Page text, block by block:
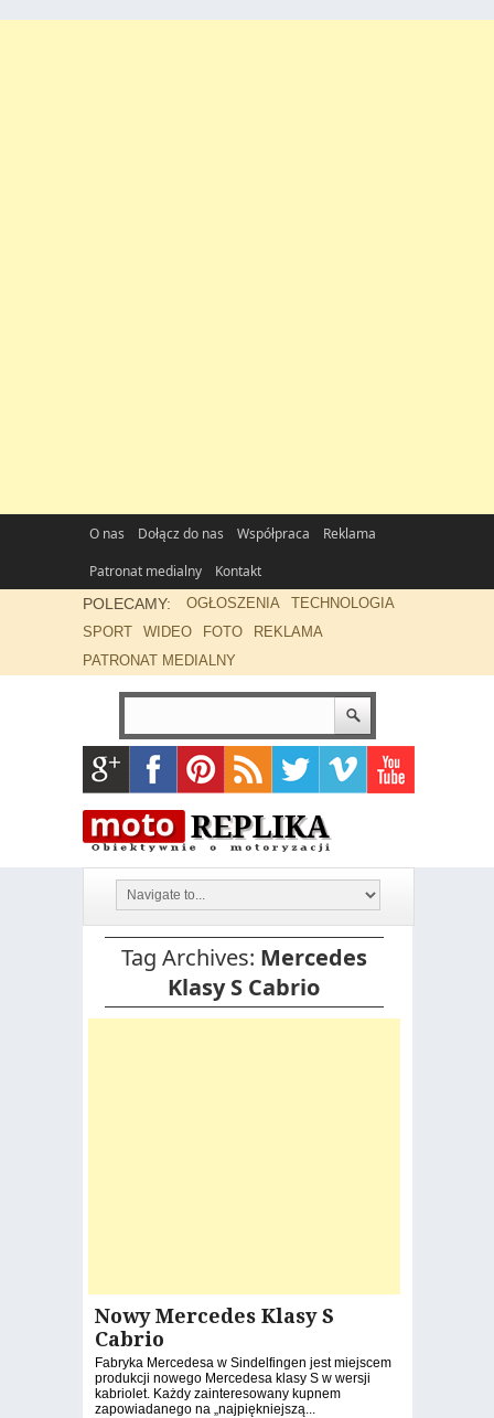
O nas Dołącz do nas Współpraca
Reklama
Patronat medialny
Kontakt
POLECAMY: OGŁOSZENIA
TECHNOLOGIA
SPORT
WIDEO FOTO
REKLAMA
PATRONAT MEDIALNY
Tag Archives: Mercedes
Klasy S Cabrio
Nowy Mercedes Klasy S
Cabrio
Fabryka Mercedesa w Sindelfingen jest miejscem
produkcji nowego Mercedesa klasy S w wersji
kabriolet. Każdy zainteresowany kupnem
zapowiadanego na „najpiękniejszą...